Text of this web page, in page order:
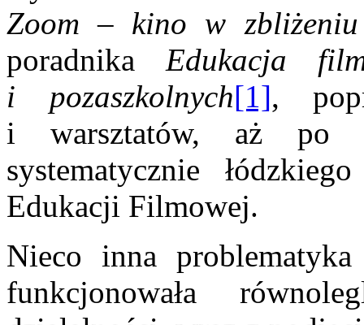
Zoom – kino w
poradnika Edukacja
i pozaszkolnych[1],
i warsztatów, aż po
systematycznie
Edukacji Filmowej.
Nieco inna
funkcjonowała